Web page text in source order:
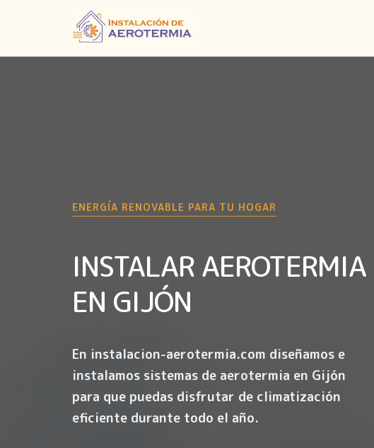
ENERGÍA RENOVABLE PARA TU HOGAR
INSTALAR AEROTERMIA
EN GIJÓN
En instalacion-aerotermia.com diseñamos e
instalamos sistemas de aerotermia en Gijón
para que puedas disfrutar de climatización
eficiente durante todo el año.